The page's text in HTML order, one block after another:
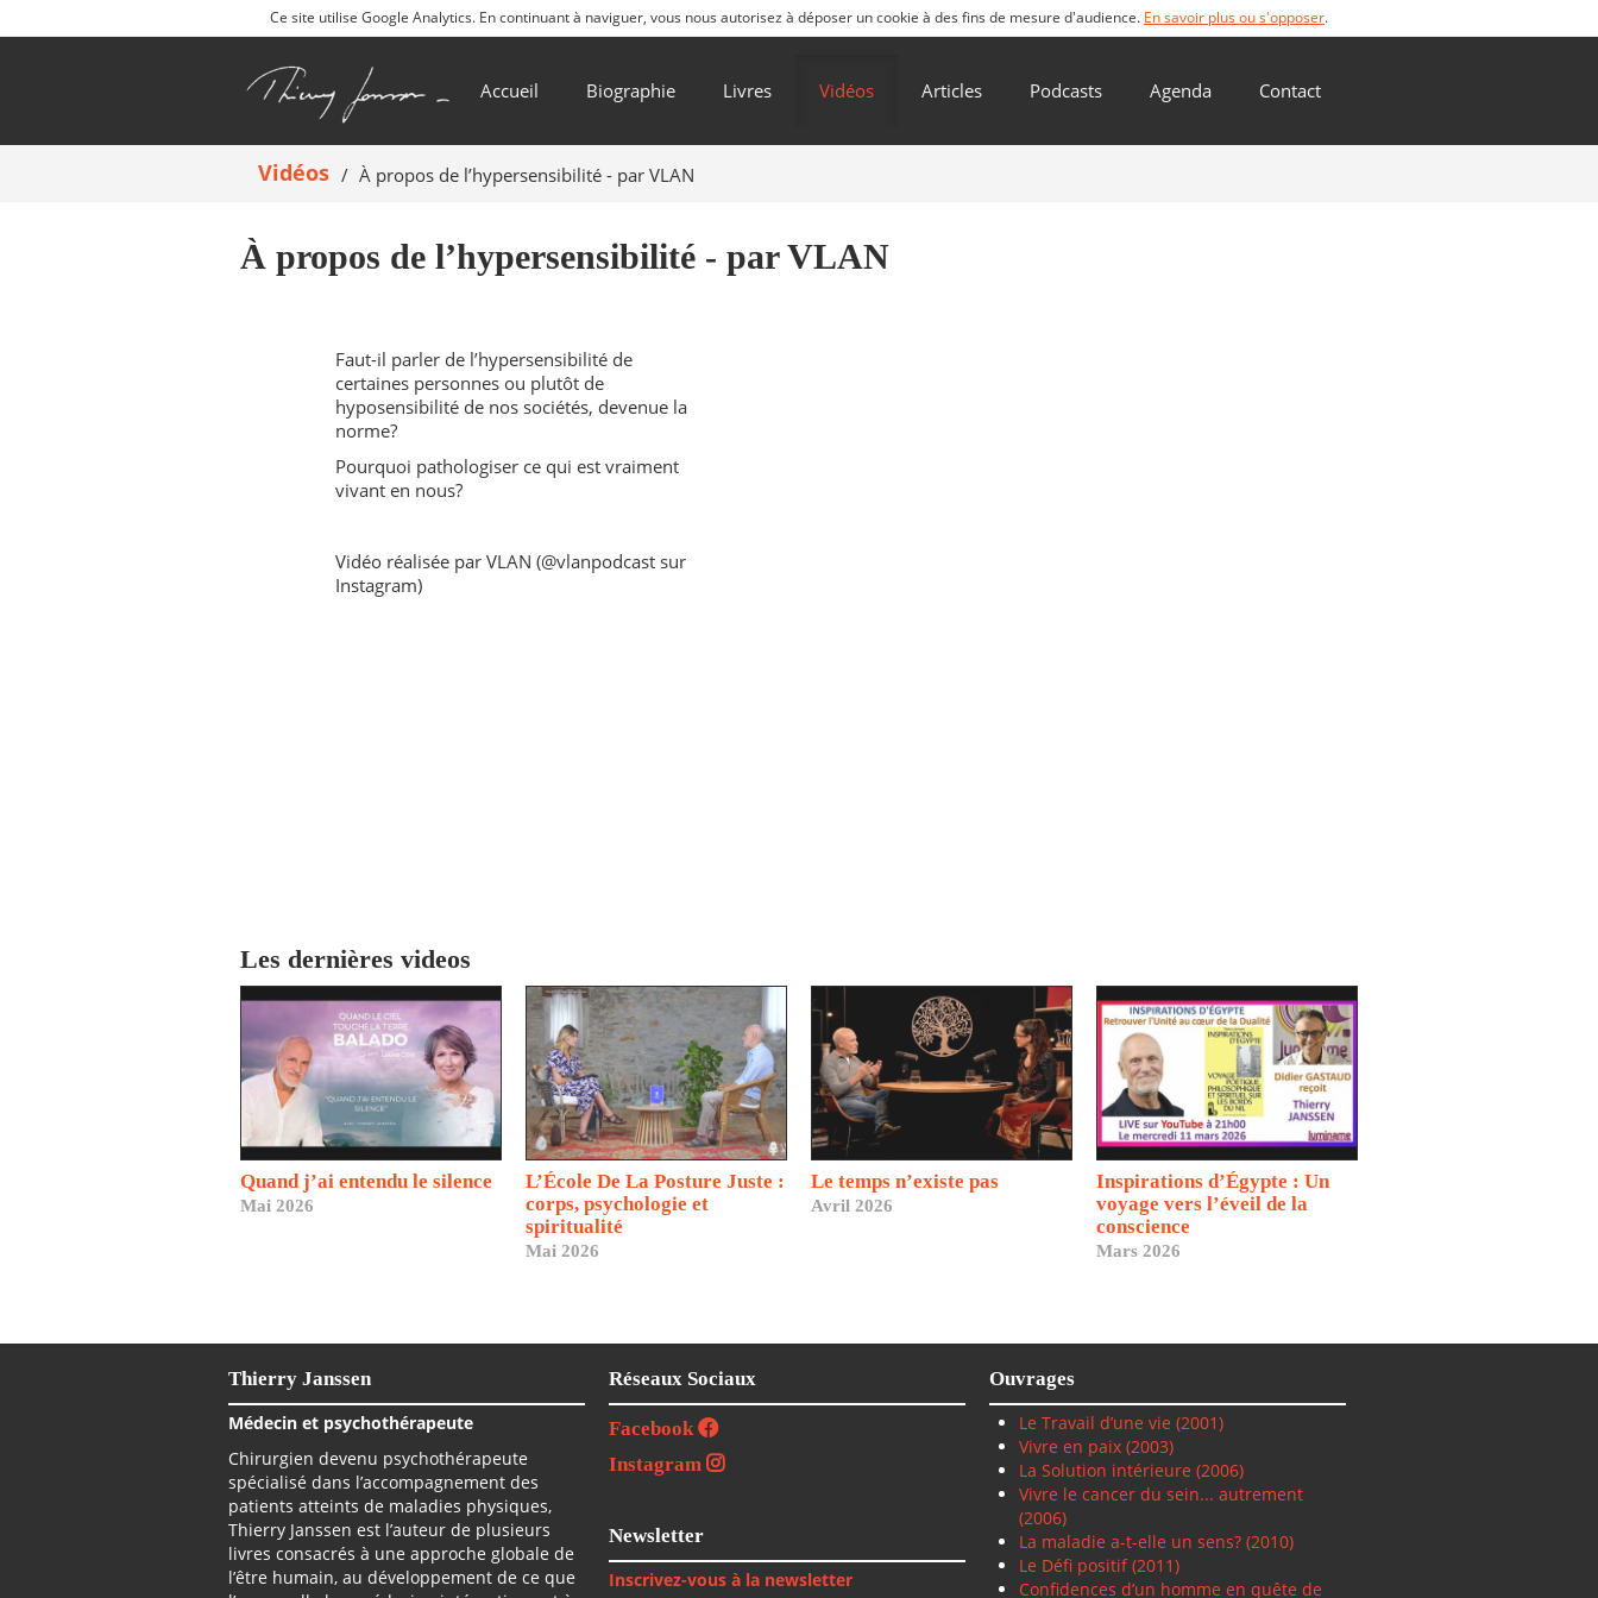
Ce site utilise Google Analytics. En continuant à naviguer, vous nous autorisez à déposer un cookie à des fins de mesure d'audience. En savoir plus ou s'opposer.
Accueil Biographie Livres Vidéos Articles Podcasts Agenda Contact
Vidéos À propos de l’hypersensibilité - par VLAN
À propos de l’hypersensibilité - par VLAN
Faut-il parler de l’hypersensibilité de
certaines personnes ou plutôt de
hyposensibilité de nos sociétés, devenue la
norme?
Pourquoi pathologiser ce qui est vraiment
vivant en nous?
Vidéo réalisée par VLAN (@vlanpodcast sur
Instagram)
Les dernières videos
Quand j’ai entendu le silence
Mai 2026
L’École De La Posture Juste :
corps, psychologie et
spiritualité
Mai 2026
Le temps n’existe pas
Avril 2026
Inspirations d’Égypte : Un
voyage vers l’éveil de la
conscience
Mars 2026
Thierry Janssen
Médecin et psychothérapeute
Chirurgien devenu psychothérapeute
spécialisé dans l’accompagnement des
patients atteints de maladies physiques,
Thierry Janssen est l’auteur de plusieurs
livres consacrés à une approche globale de
l’être humain, au développement de ce que
Réseaux Sociaux
Facebook
Instagram
Newsletter
Inscrivez-vous à la newsletter
Ouvrages
Le Travail d’une vie (2001)
Vivre en paix (2003)
La Solution intérieure (2006)
Vivre le cancer du sein... autrement
(2006)
La maladie a-t-elle un sens? (2010)
Le Défi positif(2011)
Confidences d’un homme en quête de